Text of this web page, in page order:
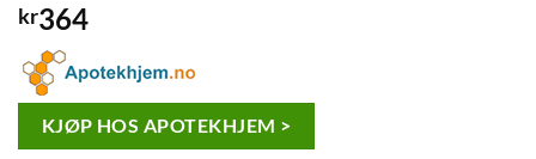
kr364
KJØP HOS APOTEKHJEM >